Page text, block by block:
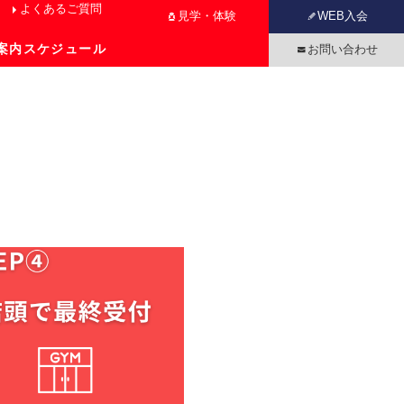
見学・体験 WEB入会
お問い合わせ
よくあるご質問
内 スケジュール